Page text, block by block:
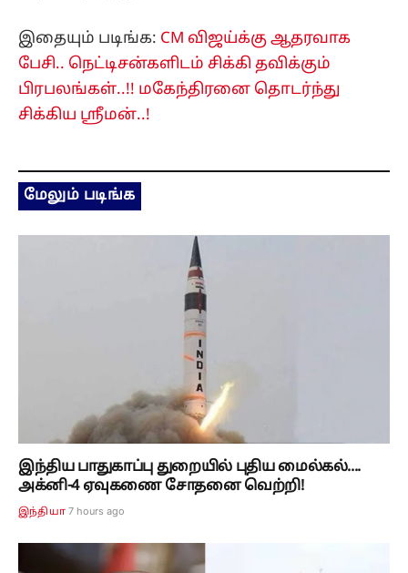
இதையும் படிங்க: CM விஜய்க்கு ஆதரவாக
பேசி.. நெட்டிசன்களிடம் சிக்கி தவிக்கும்
பிரபலங்கள்..!! மகேந்திரனை தொடர்ந்து
சிக்கிய ஸ்ரீமன்..!
மேலும் படிங்க
இந்திய பாதுகாப்பு துறையில் புதிய மைல்கல்....
அக்னி-4 ஏவுகணை சோதனை வெற்றி!
இந்தியா 7 hours ago